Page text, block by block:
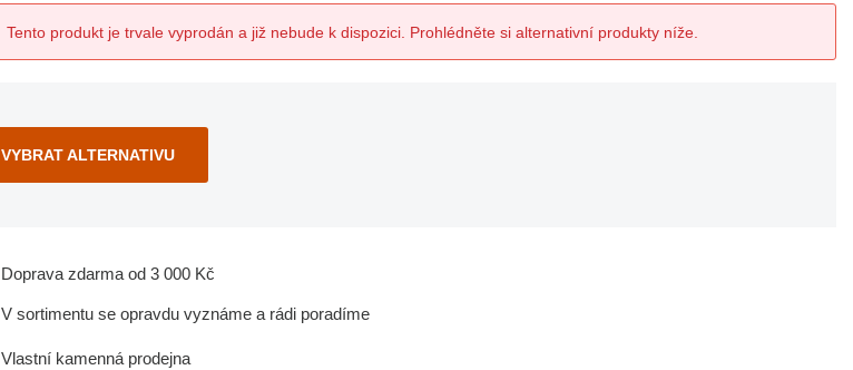
Tento produkt je trvale vyprodán a již nebude k dispozici. Prohlédněte si alternativní produkty níže.
VYBRAT ALTERNATIVU
Doprava zdarma od 3 000 Kč
V sortimentu se opravdu vyznáme a rádi poradíme
Vlastní kamenná prodejna